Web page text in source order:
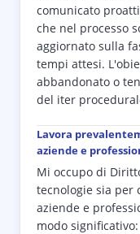
comunicato
che nel processo
aggiornato sulla
tempi attesi.
abbandonato o
del iter
Lavora
aziende e
Mi occupo di
tecnologie sia per
aziende e
modo